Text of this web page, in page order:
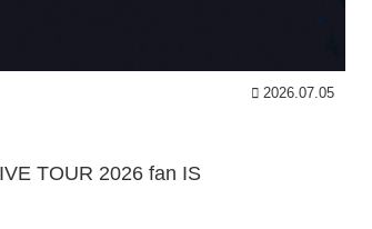
2026.07.05
TOUR 2026 fan IS